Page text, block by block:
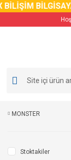
BİLİŞİM
MONSTER
Stoktakiler